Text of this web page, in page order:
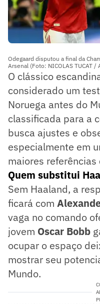
Odegaard disputou a final da
Arsenal (Foto: NICOLAS TUCAT /
O clássico
considerado um
Noruega antes do
classificada para a
busca ajustes e
especialmente em
maiores referências
Quem substitui
Sem Haaland, a
ficará com
vaga no comando
jovem Oscar Bobb
ocupar o espaço
mostrar seu
Mundo.